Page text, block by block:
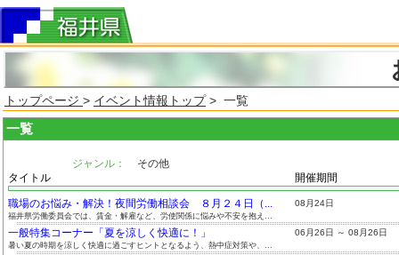
トップページ > イベント情報トップ> 一覧
一覧
ジャンル：
その他
タイトル
開催期間
職場のお悩み・解決！夜間労働相談会 ８月２４日（... 08月24日
福井県労働委員会では、賃金・解雇など、労使関係に悩みや不安を抱え...
一般特集コーナー「夏を涼しく快適に！」 06月26日 ～ 08月26日
暑い夏の時期を涼しく快適に過ごすヒントとなるよう、熱中症対策や、...